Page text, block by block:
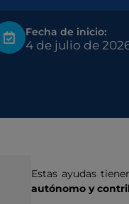
Fecha de inicio:
4 de julio de
Estas ayudas
autónomo y